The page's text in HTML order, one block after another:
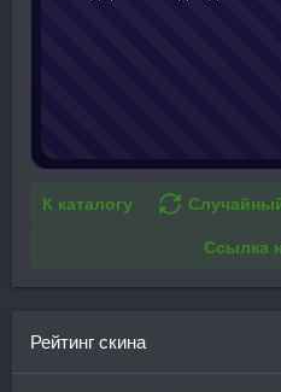
К каталогу
Ссылка
Рейтинг скина